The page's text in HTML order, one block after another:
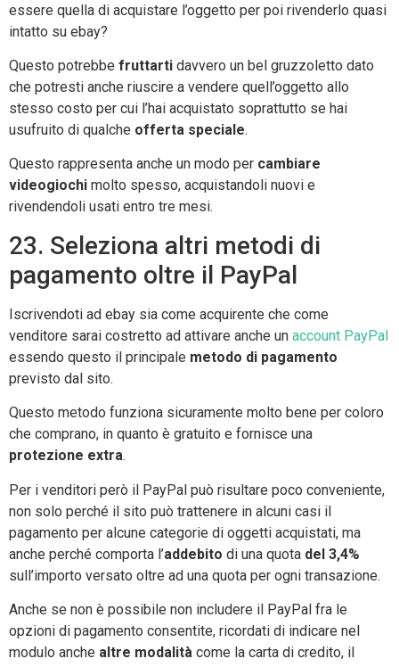
essere quella di acquistare l’oggetto per poi rivenderlo quasi
intatto su ebay?
Questo potrebbe fruttarti davvero un bel gruzzoletto dato
che potresti anche riuscire a vendere quell’oggetto allo
stesso costo per cui l’hai acquistato soprattutto se hai
usufruito di qualche offerta speciale.
Questo rappresenta anche un modo per cambiare
videogiochi molto spesso, acquistandoli nuovi e
rivendendoli usati entro tre mesi.
23. Seleziona altri metodi di
pagamento oltre il PayPal
Iscrivendoti ad ebay sia come acquirente che come
venditore sarai costretto ad attivare anche un account PayPal
essendo questo il principale metodo di pagamento
previsto dal sito.
Questo metodo funziona sicuramente molto bene per coloro
che comprano, in quanto è gratuito e fornisce una
protezione extra.
Per i venditori però il PayPal può risultare poco conveniente,
non solo perché il sito può trattenere in alcuni casi il
pagamento per alcune categorie di oggetti acquistati, ma
anche perché comporta l’addebito di una quota del 3,4%
sull’importo versato oltre ad una quota per ogni transazione.
Anche se non è possibile non includere il PayPal fra le
opzioni di pagamento consentite, ricordati di indicare nel
modulo anche altre modalità come la carta di credito, il